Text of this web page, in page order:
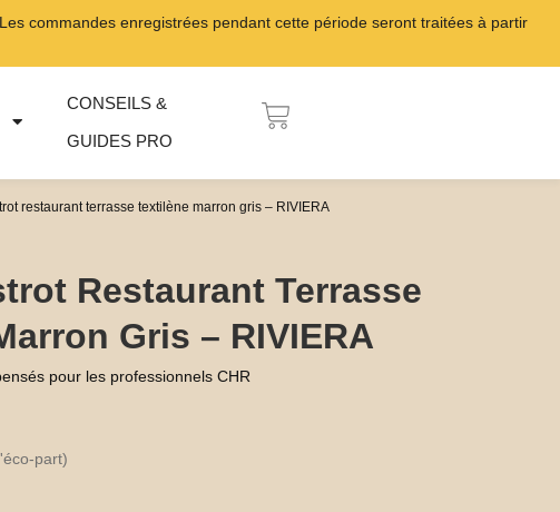
commandes enregistrées pendant cette période seront traitées à partir
CONSEILS &
GUIDES PRO
PANIER
restaurant terrasse textilène marron gris – RIVIERA
Restaurant Terrasse
Gris – RIVIERA
pour les professionnels CHR
part)